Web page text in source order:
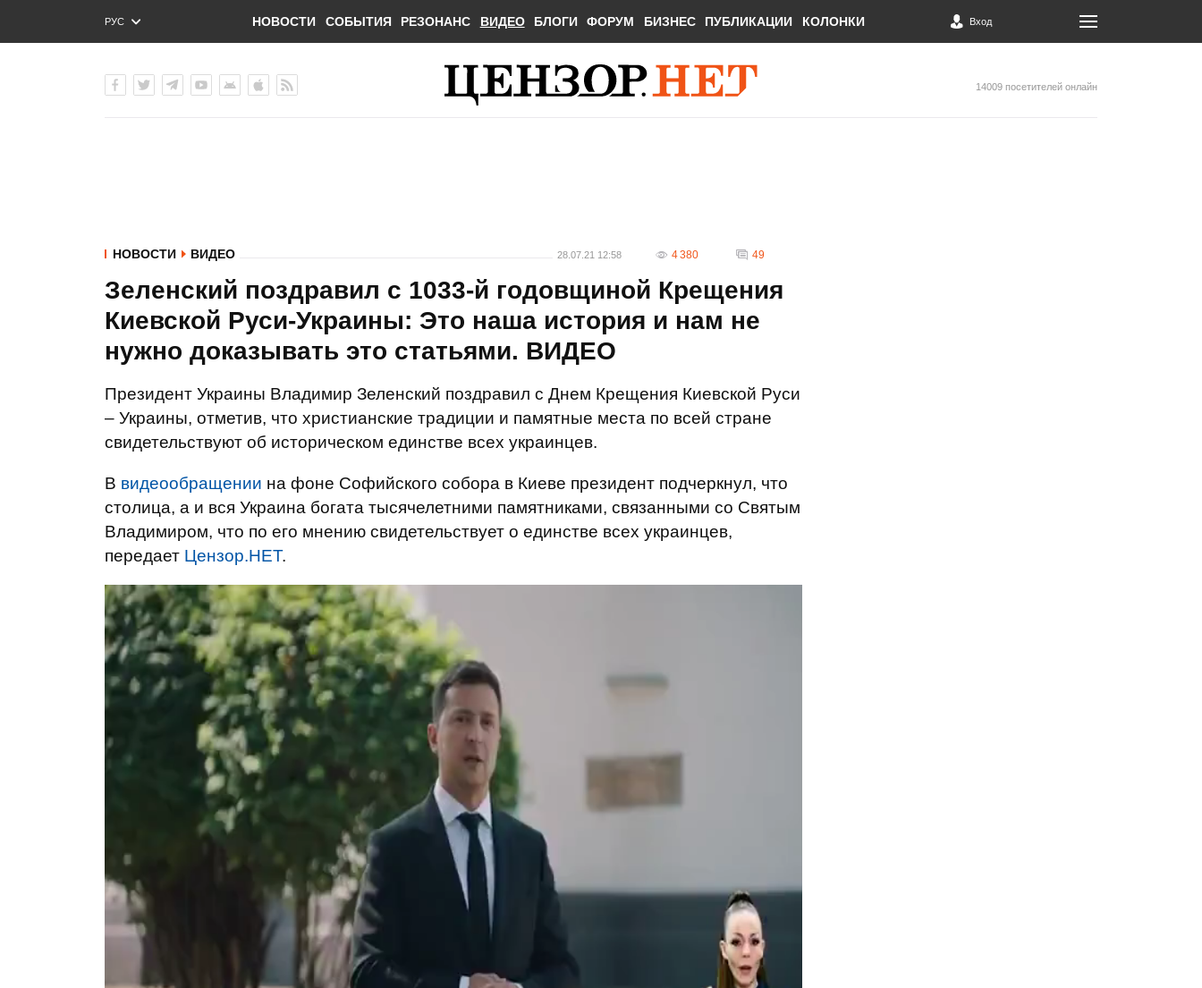
РУС
ENG
НОВОСТИ СОБЫТИЯ РЕЗОНАНС ВИДЕО БЛОГИ ФОРУМ БИЗНЕС ПУБЛИКАЦИИ КОЛОНКИ Вход
14009 посетителей онлайн
НОВОСТИ ВИДЕО 28.07.21 12:58 4 380 49
Зеленский поздравил с 1033-й годовщиной Крещения
Киевской Руси-Украины: Это наша история и нам не
нужно доказывать это статьями. ВИДЕО
Президент Украины Владимир Зеленский поздравил с Днем Крещения Киевской Руси
– Украины, отметив, что христианские традиции и памятные места по всей стране
свидетельствуют об историческом единстве всех украинцев.
В видеообращении на фоне Софийского собора в Киеве президент подчеркнул, что
столица, а и вся Украина богата тысячелетними памятниками, связанными со Святым
Владимиром, что по его мнению свидетельствует о единстве всех украинцев,
передает Цензор.НЕТ.